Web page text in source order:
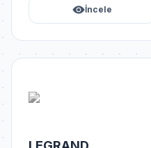
İncele